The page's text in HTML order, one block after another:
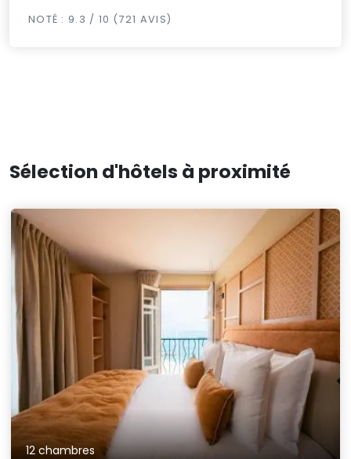
NOTÉ : 9.3 / 10 (721 AVIS)
Sélection d'hôtels à proximité
12 chambres